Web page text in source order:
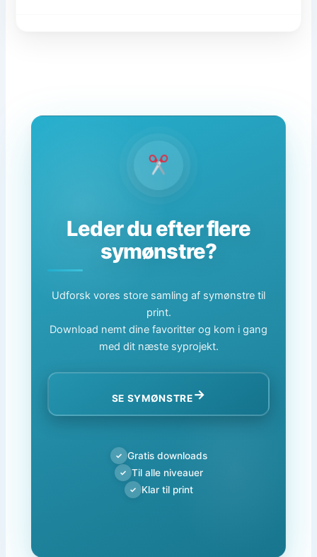
Leder du efter flere
symønstre?
Udforsk vores store samling af symønstre til
print.
Download nemt dine favoritter og kom i gang
med dit næste syprojekt.
SE SYMØNSTRE→
✓ Gratis downloads
✓ Til alle niveauer
✓ Klar til print